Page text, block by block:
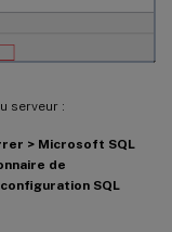
serveur :
> Microsoft SQL
de
SQL